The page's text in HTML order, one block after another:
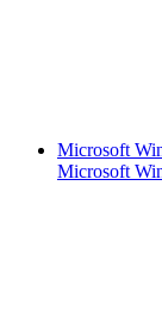
Microsoft
Microsoft